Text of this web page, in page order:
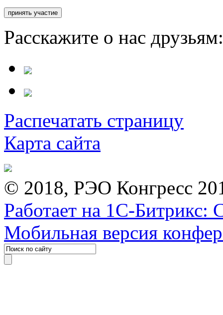
Расскажите о нас
Распечатать страницу
Карта сайта
© 2018, РЭО Конгресс
Работает на 1С-Битрикс:
Мобильная версия